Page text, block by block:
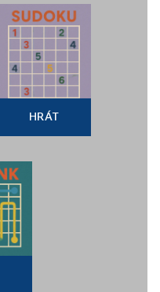
HRÁT